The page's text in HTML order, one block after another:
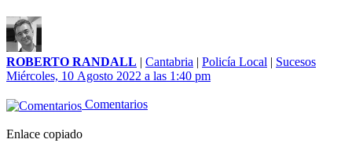
ROBERTO RANDALL | Cantabria | Policía Local | Sucesos
Miércoles, 10 Agosto 2022 a las 1:40 pm
Comentarios
Enlace copiado